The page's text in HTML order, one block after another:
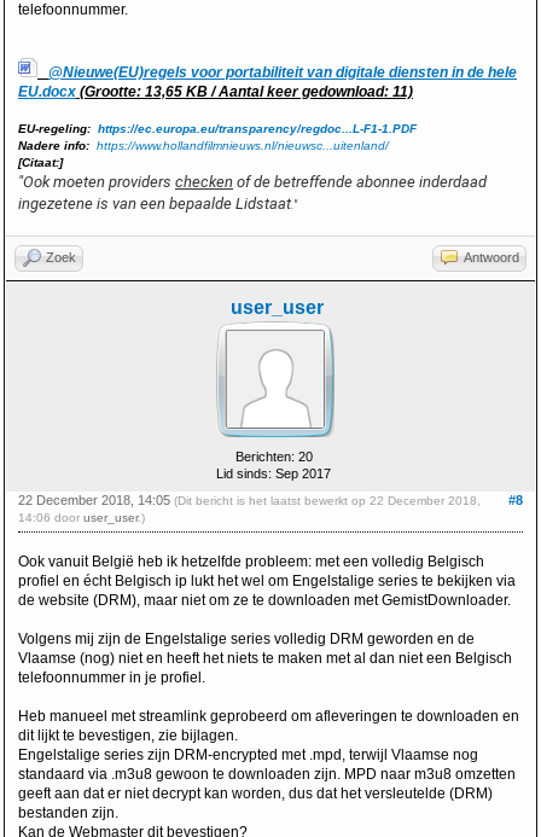
telefoonnummer.
@Nieuwe(EU)regels voor portabiliteit van digitale diensten in de hele
EU.docx (Grootte: 13,65 KB / Aantal keer gedownload: 11)
EU-regeling: https://ec.europa.eu/transparency/regdoc...L-F1-1.PDF
Nadere info: https://www.hollandfilmnieuws.nl/nieuwsc...uitenland/
[Citaat:]
"Ook moeten providers checken of de betreffende abonnee inderdaad
ingezetene is van een bepaalde Lidstaat ."
Zoek Antwoord
user_user
Berichten: 20
Lid sinds: Sep 2017
#8
22 December 2018, 14:05 (Dit bericht is het laatst bewerkt op 22 December 2018,
14:06 door user_user.)
Ook vanuit België heb ik hetzelfde probleem: met een volledig Belgisch
profiel en écht Belgisch ip lukt het wel om Engelstalige series te bekijken via
de website (DRM), maar niet om ze te downloaden met GemistDownloader.
Volgens mij zijn de Engelstalige series volledig DRM geworden en de
Vlaamse (nog) niet en heeft het niets te maken met al dan niet een Belgisch
telefoonnummer in je profiel.
Heb manueel met streamlink geprobeerd om afleveringen te downloaden en
dit lijkt te bevestigen, zie bijlagen.
Engelstalige series zijn DRM-encrypted met .mpd, terwijl Vlaamse nog
standaard via .m3u8 gewoon te downloaden zijn. MPD naar m3u8 omzetten
geeft aan dat er niet decrypt kan worden, dus dat het versleutelde (DRM)
bestanden zijn.
Kan de Webmaster dit bevestigen?